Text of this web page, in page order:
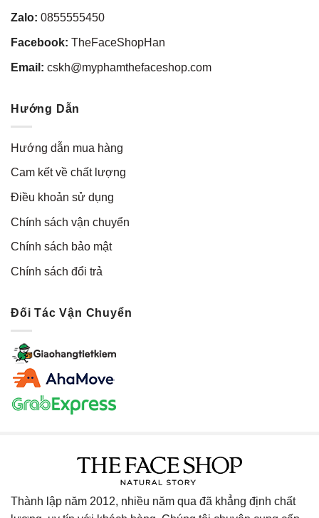
Zalo: 0855555450
Facebook: TheFaceShopHan
Email: cskh@myphamthefaceshop.com
Hướng Dẫn
Hướng dẫn mua hàng
Cam kết về chất lượng
Điều khoản sử dụng
Chính sách vận chuyển
Chính sách bảo mật
Chính sách đổi trả
Đối Tác Vận Chuyển
Thành lập năm 2012, nhiều năm qua đã khẳng định chất